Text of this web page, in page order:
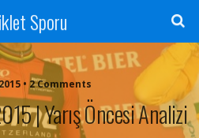
Sporu
• 2 Comments
| Yarış Öncesi Analizi